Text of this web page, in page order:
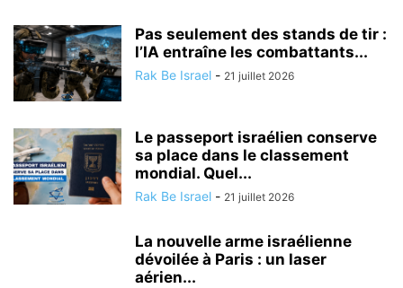
Pas seulement des stands de tir :
l’IA entraîne les combattants...
Rak Be Israel - 21 juillet 2026
Le passeport israélien conserve
sa place dans le classement
mondial. Quel...
Rak Be Israel - 21 juillet 2026
La nouvelle arme israélienne
dévoilée à Paris : un laser
aérien...